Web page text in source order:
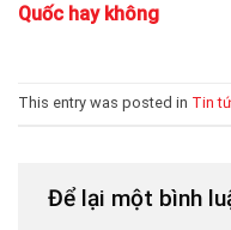
Quốc hay không
This entry was posted in Tin
Để lại một bình